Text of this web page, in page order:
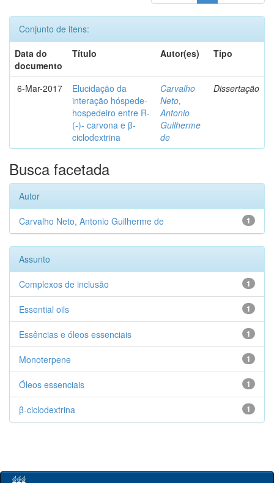
Conjunto de itens:
Data do
documento
Título Autor(es) Tipo
6-Mar-2017
Elucidação da
interação hóspede-
hospedeiro entre R-
(-)- carvona e β-
ciclodextrina
Carvalho
Neto,
Antonio
Guilherme
de
Dissertação
Busca facetada
Autor
1
Carvalho Neto, Antonio Guilherme de
Assunto
1
Complexos de inclusão
1
Essential oils
1
Essências e óleos essenciais
1
Monoterpene
1
Óleos essenciais
1
β-ciclodextrina